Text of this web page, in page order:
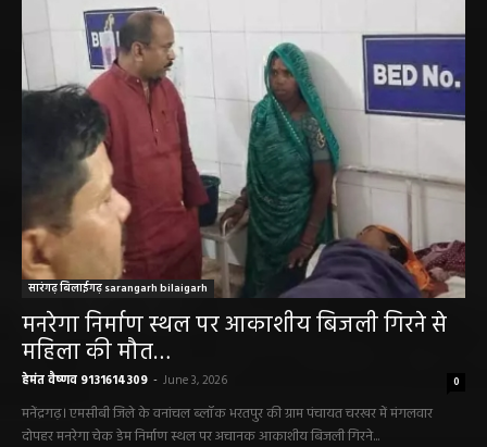
सारंगढ़ बिलाईगढ़ sarangarh bilaigarh
मनरेगा निर्माण स्थल पर आकाशीय बिजली गिरने से
महिला की मौत…
हेमंत वैष्णव 9131614309 - June 3, 2026 0
मनेंद्रगढ़। एमसीबी जिले के वनांचल ब्लॉक भरतपुर की ग्राम पंचायत चरखर में मंगलवार
दोपहर मनरेगा चेक डेम निर्माण स्थल पर अचानक आकाशीय बिजली गिरने...